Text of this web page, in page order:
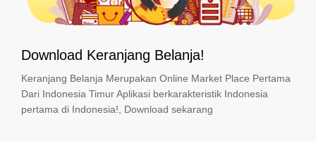
Download Keranjang Belanja!
Keranjang Belanja Merupakan Online Market Place Pertama
Dari Indonesia Timur Aplikasi berkarakteristik Indonesia
pertama di Indonesia!, Download sekarang